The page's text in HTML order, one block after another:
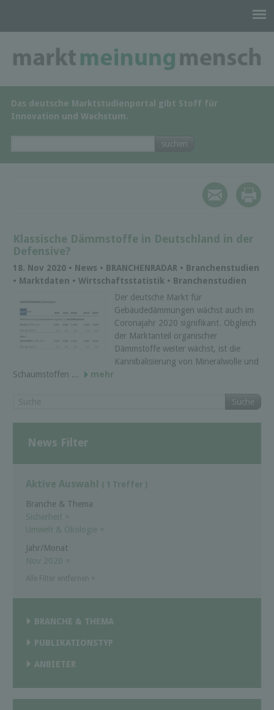
Das deutsche Marktstudienportal gibt Stoff für
Innovation und Wachstum.
Klassische Dämmstoffe in Deutschland in der
Defensive?
18. Nov 2020 • News • BRANCHENRADAR • Branchenstudien
• Marktdaten • Wirtschaftsstatistik • Branchenstudien
Der deutsche Markt für
Gebäudedämmungen wächst auch im
Coronajahr 2020 signifikant. Obgleich
der Marktanteil organischer
Dämmstoffe weiter wächst, ist die
Kannibalisierung von Mineralwolle und
Schaumstoffen ...
mehr
Suche
News Filter
Aktive Auswahl ( 1 Treffer )
Branche & Thema
Sicherheit ×
Umwelt & Ökologie ×
Jahr/Monat
Nov 2020 ×
BRANCHE & THEMA
PUBLIKATIONSTYP
ANBIETER